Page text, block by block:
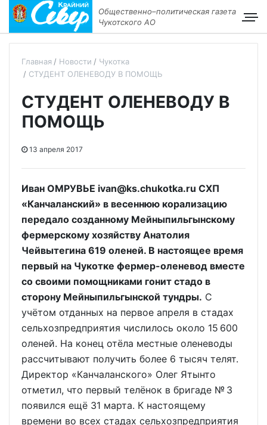
Общественно–политическая газета
Чукотского АО
Главная Новости
Чукотка
СТУДЕНТ ОЛЕНЕВОДУ В ПОМОЩЬ
СТУДЕНТ ОЛЕНЕВОДУ В
ПОМОЩЬ
13 апреля 2017
Иван ОМРУВЬЕ ivan@ks.chukotka.ru СХП
«Канчаланский» в весеннюю корализацию
передало созданному Мейныпильгынскому
фермерскому хозяйству Анатолия
Чейвытегина 619 оленей. В настоящее время
первый на Чукотке фермер-оленевод вместе
со своими помощниками гонит стадо в
сторону Мейныпильгынской тундры. С
учётом отданных на первое апреля в стадах
сельхозпредприятия числилось около 15 600
оленей. На конец отёла местные оленеводы
рассчитывают получить более 6 тысяч телят.
Директор «Канчаланского» Олег Ятынто
отметил, что первый телёнок в бригаде № 3
появился ещё 31 марта. К настоящему
времени во всех стадах сельхозпредприятия